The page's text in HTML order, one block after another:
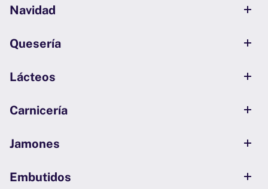
Navidad
Quesería
Lácteos
Carnicería
Jamones
Embutidos